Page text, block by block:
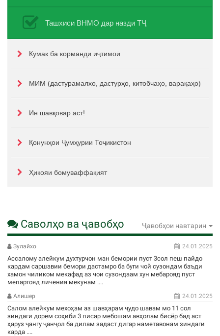
Ташхиси ВНМО дар назди ТҶ
Кӯмак ба корманди иҷтимоӣ
МИМ (дастурамалхо, дастурҳо, китобчаҳо, варақаҳо)
Ин шавқовар аст!
Қонунҳои Ҷумҳурии Тоҷикистон
Ҳикояи бомуваффақият
Саволҳо ва ҷавобҳо Ҷавобҳои навтарин
Зулайхо 24.01.2025
Ассалому алейкум духтурчон ман бемории пуст 3сол пеш пайдо
кардам саршавии бемори дастамро ба буги чой сузондам баъди
хамон чиликом мекафад аз чои сузондаам хун мебарояд пуст
мепартояд личения мекунам ....
Алишер 24.01.2025
Салом алейкум мехоҳам аз шавҳарам ҷудо шавам мо 11 сол
зиндаги дорем соҳиби 3 писар мебошам авҳолам бисёр бад аст
ҳаруз ҷангу ҷанҷол ба дилам задаст дигар наметавонам зиндаги
карда ....